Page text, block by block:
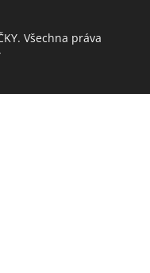
Všechna práva